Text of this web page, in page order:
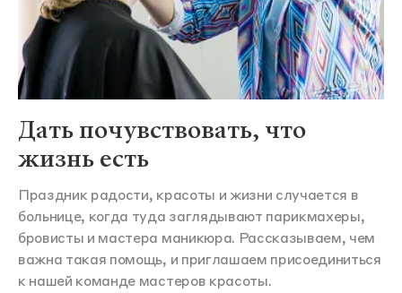
Дать почувствовать, что
жизнь есть
Праздник радости, красоты и жизни случается в
больнице, когда туда заглядывают парикмахеры,
бровисты и мастера маникюра. Рассказываем, чем
важна такая помощь, и приглашаем присоединиться
к нашей команде мастеров красоты.